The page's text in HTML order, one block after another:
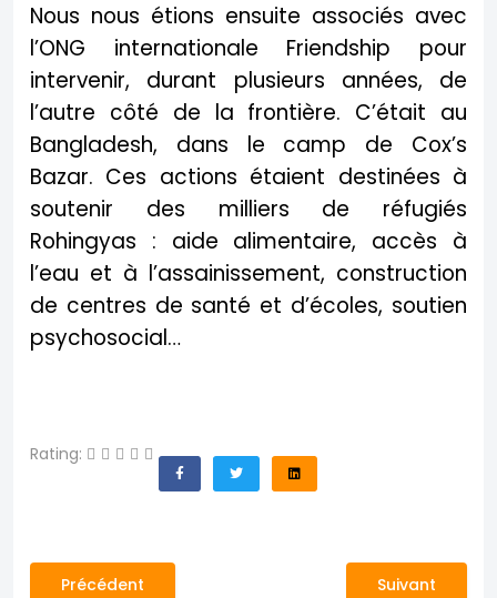
Nous nous étions ensuite associés avec
l’ONG internationale Friendship pour
intervenir, durant plusieurs années, de
l’autre côté de la frontière. C’était au
Bangladesh, dans le camp de Cox’s
Bazar. Ces actions étaient destinées à
soutenir des milliers de réfugiés
Rohingyas : aide alimentaire, accès à
l’eau et à l’assainissement, construction
de centres de santé et d’écoles, soutien
psychosocial…
Rating:
Article précédent : Aïd Al Adha au Yémen
Précédent Article suivant
Suivant